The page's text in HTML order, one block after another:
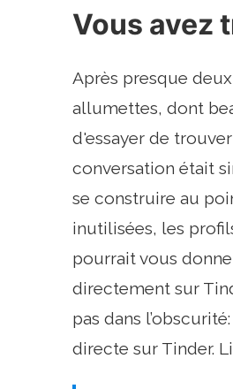
Vous avez
Après presque
allumettes, dont
d'essayer de
conversation était
se construire au
inutilisées, les
pourrait vous
directement sur
pas dans
directe sur Tinder.